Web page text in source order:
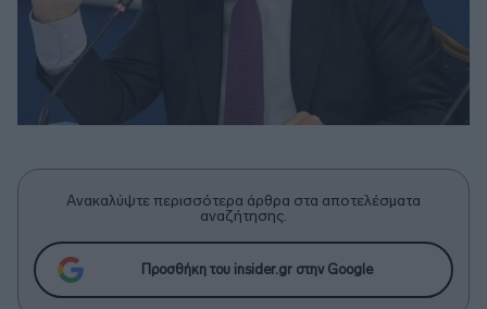
Ανακαλύψτε περισσότερα άρθρα στα αποτελέσματα
αναζήτησης.
Προσθήκη του insider.gr στην Google